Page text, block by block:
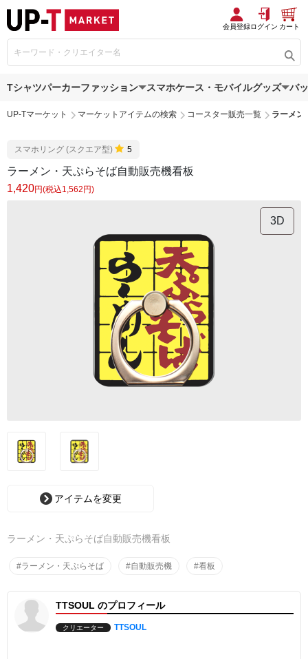
会員登録ログイン カート
Tシャツパーカーファッション スマホケース・モバイルグッズ バ
UP-Tマーケット マーケットアイテムの検索 コースター販売一覧 ラーメン
スマホリング (スクエア型) 5
ラーメン・天ぷらそば自動販売機看板
1,420円(税込1,562円)
3D
アイテムを変更
ラーメン・天ぷらそば自動販売機看板
#ラーメン・天ぷらそば #自動販売機 #看板
TTSOUL のプロフィール
クリエーター TTSOUL